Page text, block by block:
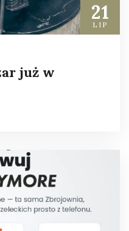
21
LIP
już w